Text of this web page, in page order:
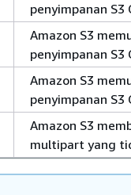
penyimpanan
Amazon S3
penyimpanan S3
Amazon S3
penyimpanan S3
Amazon S3
multipart yang